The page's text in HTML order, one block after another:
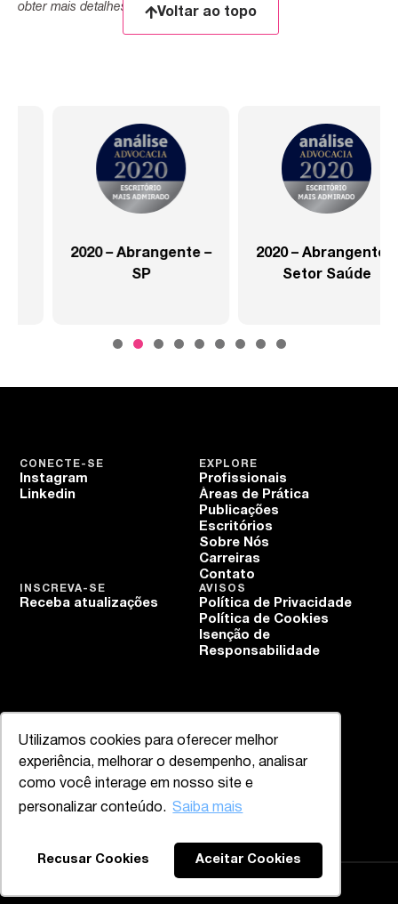
Utilizamos cookies para oferecer melhor
experiência, melhorar o desempenho, analisar
como você interage em nosso site e
personalizar conteúdo. Saiba mais
Recusar Cookies Aceitar Cookies
obter mais detalhes.
Voltar ao topo
2020 – Abrangente –
2020 – Abrangente –
Setor Saúde
EXPLORE
Profissionais
Áreas de Prática
Publicações
Escritórios
Sobre Nós
Carreiras
Contato
CONECTE-SE
Instagram
Linkedin
AVISOS
Política de Privacidade
Política de Cookies
Isenção de
Responsabilidade
INSCREVA-SE
Receba atualizações